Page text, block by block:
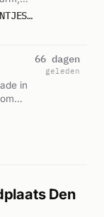
P 1 BDH-01 PERSOON TE WATER MANTJESKADE DELFT 155510 155550 159633 159591
in
66 dagen
geleden
Den